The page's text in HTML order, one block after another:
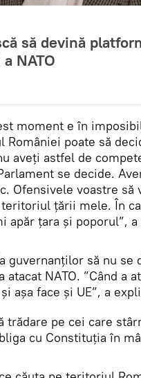
să devină
NATO
moment e în
României poate să
aveți astfel de
se decide.
Ofensivele voastre să
țării mele. În
apăr țara și poporul”, a
guvernanților să nu se
NATO. ”Când a
așa face și UE”, a
trădare pe cei care
cu Constituția în